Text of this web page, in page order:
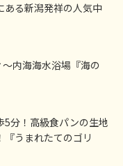
ある新潟発祥の人気中
内海海水浴場『海の
5分！高級食パンの生地
うまれたてのゴリ